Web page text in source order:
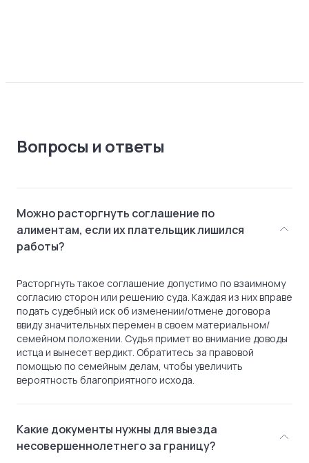
Вопросы и ответы
Можно расторгнуть соглашение по
алиментам, если их плательщик лишился
работы?
Расторгнуть такое соглашение допустимо по взаимному
согласию сторон или решению суда. Каждая из них вправе
подать судебный иск об изменении/отмене договора
ввиду значительных перемен в своем материальном/
семейном положении. Судья примет во внимание доводы
истца и вынесет вердикт. Обратитесь за правовой
помощью по семейным делам, чтобы увеличить
вероятность благоприятного исхода.
Какие документы нужны для выезда
несовершеннолетнего за границу?